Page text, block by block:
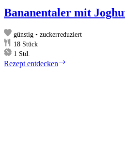
Bananentaler mit
günstig • zuckerreduziert
18 Stück
1 Stunde
Std.
Rezept entdecken